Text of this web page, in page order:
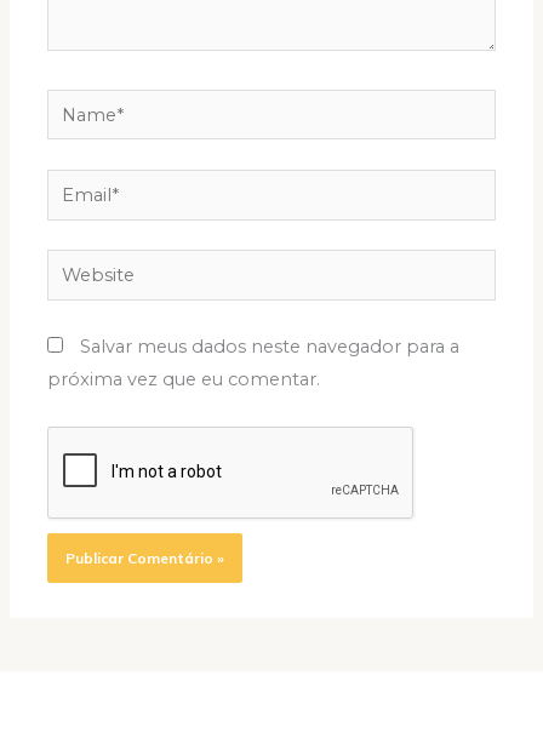
Name*
Email*
Website
Salvar meus dados neste navegador para a
próxima vez que eu comentar.